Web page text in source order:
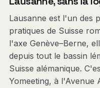
Lausanne est l'un des
pratiques de Suisse
l'axe Genève–Berne,
depuis tout le bassin
Suisse alémanique.
Yomeeting, à l'Avenue